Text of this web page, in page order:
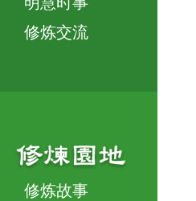
修炼交流
修炼故事